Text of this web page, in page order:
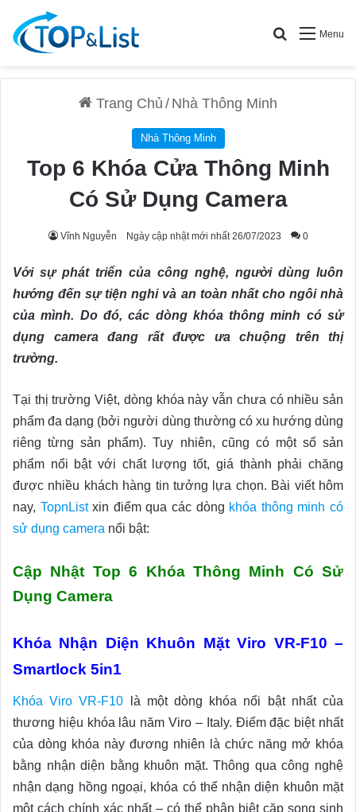
Menu
Search for
Trang Chủ / Nhà Thông Minh
Nhà Thông Minh
Top 6 Khóa Cửa Thông Minh
Có Sử Dụng Camera
Vĩnh Nguyễn Ngày cập nhật mới nhất 26/07/2023 0
Với sự phát triển của công nghệ, người dùng luôn
hướng đến sự tiện nghi và an toàn nhất cho ngôi nhà
của mình. Do đó, các dòng khóa thông minh có sử
dụng camera đang rất được ưa chuộng trên thị
trường.
Tại thị trường Việt, dòng khóa này vẫn chưa có nhiều sản
phẩm đa dạng (bởi người dùng thường có xu hướng dùng
riêng từng sản phẩm). Tuy nhiên, cũng có một số sản
phẩm nổi bật với chất lượng tốt, giá thành phải chăng
được nhiều khách hàng tin tưởng lựa chọn. Bài viết hôm
nay, TopnListxin điểm qua các dòng khóa thông minh có
sử dụng camera nổi bật:
Cập Nhật Top 6 Khóa Thông Minh Có Sử
Dụng Camera
Khóa Nhận Diện Khuôn Mặt Viro VR-F10 –
Smartlock 5in1
Khóa Viro VR-F10 là một dòng khóa nổi bật nhất của
thương hiệu khóa lâu năm Viro – Italy. Điểm đặc biệt nhất
của dòng khóa này đương nhiên là chức năng mở khóa
bằng nhận diện bằng khuôn mặt. Thông qua công nghệ
nhận dạng hồng ngoại, khóa có thể nhận diện khuôn mặt
một cách chính xác nhất – có thể phân biệt cặp song sinh